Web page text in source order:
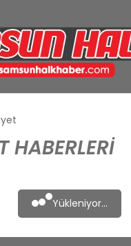
HABERLERI
Yükleniyor...